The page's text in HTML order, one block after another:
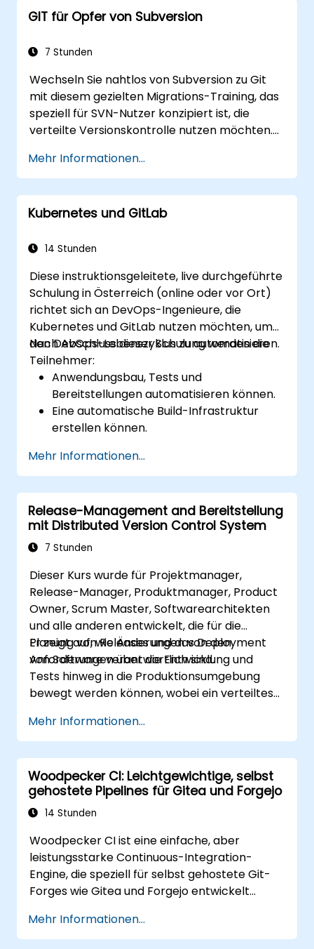
von SaaS abhängig zu sein oder Daten ihr
GIT für Opfer von Subversion
7 Stunden
Wechseln Sie nahtlos von Subversion zu Git
mit diesem gezielten Migrations-Training, das
speziell für SVN-Nutzer konzipiert ist, die
verteilte Versionskontrolle nutzen möchten.
grundlegende Git-Konzepte, tägliche
Arbeitsabläufe, erweiterte Branching- und
Merge-Strategien, vollständige Workflow-
Migrationsprozesse, Git-Interne sowie
Entwicklern, häufige Fallstricke zu vermeiden
und Effizienz für schnellere, kollaborative
Entwicklungsprozesse zu übernehmen.
Mehr Informationen...
Kubernetes und GitLab
14 Stunden
Diese instruktionsgeleitete, live durchgeführte
Schulung in Österreich (online oder vor Ort)
richtet sich an DevOps-Ingenieure, die
Kubernetes und GitLab nutzen möchten, um
den DevOps-Lebenszyklus zu automatisieren.
Nach Abschluss dieser Schulung werden die
Teilnehmer:
Anwendungsbau, Tests und
Bereitstellungen automatisieren können.
Eine automatische Build-Infrastruktur
erstellen können.
Cloud-Umgebung bereitstellen können.
Mehr Informationen...
Release-Management and Bereitstellung
mit Distributed Version Control System
7 Stunden
Dieser Kurs wurde für Projektmanager,
Release-Manager, Produktmanager, Product
Owner, Scrum Master, Softwarearchitekten
und alle anderen entwickelt, die für die
Planung von Releases und das Deployment
von Software verantwortlich sind.
Er zeigt auf, wie Änderungen von den
Anforderungen über die Entwicklung und
Tests hinweg in die Produktionsumgebung
bewegt werden können, wobei ein verteiltes
zum Einsatz kommt. Auch Nutzer anderer
verteilter SCM-Tools profitieren von diesem
Kurs.
Mehr Informationen...
Woodpecker CI: Leichtgewichtige, selbst
gehostete Pipelines für Gitea und Forgejo
14 Stunden
Woodpecker CI ist eine einfache, aber
leistungsstarke Continuous-Integration-
Engine, die speziell für selbst gehostete Git-
Forges wie Gitea und Forgejo entwickelt
Docker-natives CI/CD-Erlebnis, ohne die
Komplexität oder Lizenzkosten
Mehr Informationen...